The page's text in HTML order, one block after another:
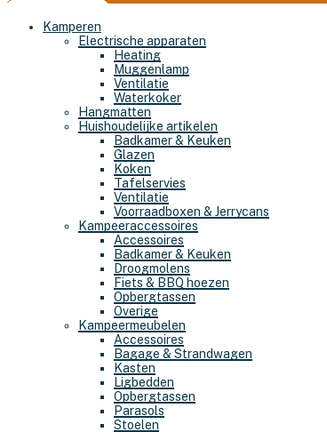
Kamperen
Electrische apparaten
Heating
Muggenlamp
Ventilatie
Waterkoker
Hangmatten
Huishoudelijke artikelen
Badkamer & Keuken
Glazen
Koken
Tafelservies
Ventilatie
Voorraadboxen & Jerrycans
Kampeeraccessoires
Accessoires
Badkamer & Keuken
Droogmolens
Fiets & BBQ hoezen
Opbergtassen
Overige
Kampeermeubelen
Accessoires
Bagage & Strandwagen
Kasten
Ligbedden
Opbergtassen
Parasols
Stoelen